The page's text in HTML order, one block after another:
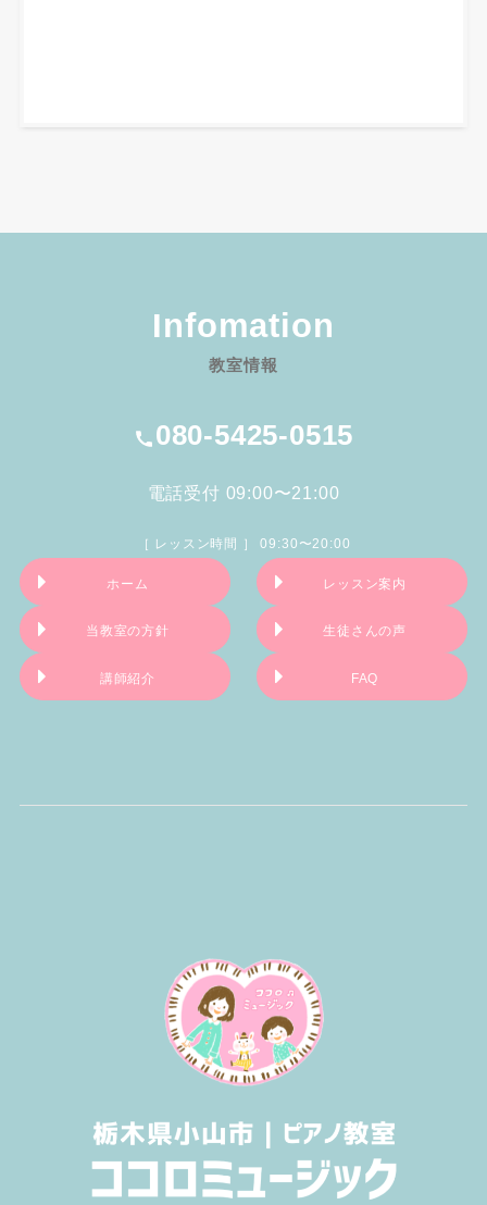
Infomation
教室情報
080-5425-0515
電話受付 09:00〜21:00
［ レッスン時間 ］ 09:30〜20:00
ホーム
当教室の方針
講師紹介
レッスン案内
生徒さんの声
FAQ